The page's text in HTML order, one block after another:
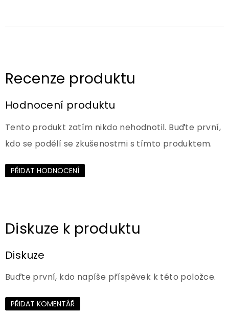
Hodnocení produktu
Tento produkt zatím nikdo nehodnotil. Buďte první,
kdo se podělí se zkušenostmi s tímto produktem.
PŘIDAT HODNOCENÍ
Diskuze
Buďte první, kdo napíše příspěvek k této položce.
PŘIDAT KOMENTÁŘ